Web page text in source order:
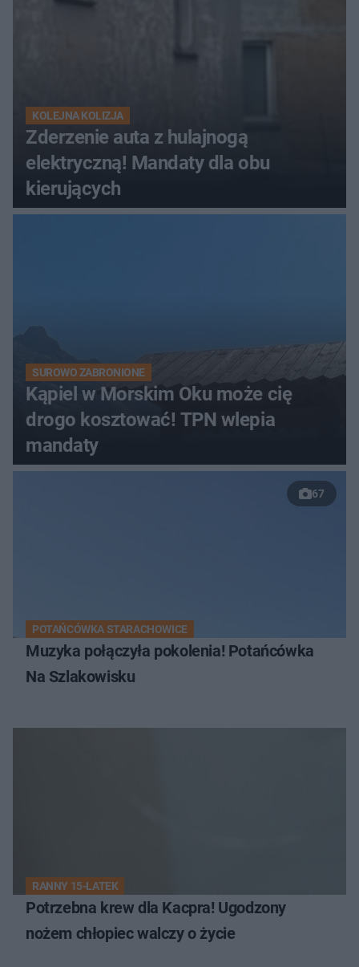
KOLEJNA KOLIZJA
Zderzenie auta z hulajnogą
elektryczną! Mandaty dla obu
kierujących
SUROWO ZABRONIONE
Kąpiel w Morskim Oku może cię
drogo kosztować! TPN wlepia
mandaty
67
POTAŃCÓWKA STARACHOWICE
Muzyka połączyła pokolenia! Potańcówka
Na Szlakowisku
RANNY 15-LATEK
Potrzebna krew dla Kacpra! Ugodzony
nożem chłopiec walczy o życie